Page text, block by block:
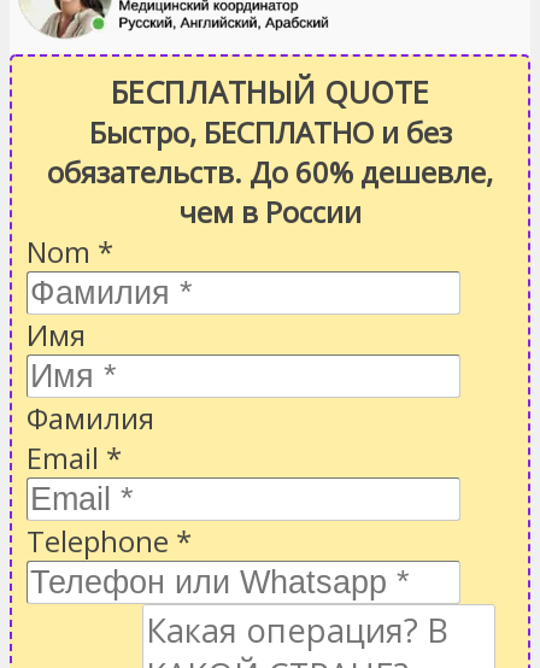
БЕСПЛАТНЫЙ QUOTE
Быстро, БЕСПЛАТНО и без
обязательств. До 60% дешевле,
чем в России
Nom *
Имя
Фамилия
Email *
Telephone *